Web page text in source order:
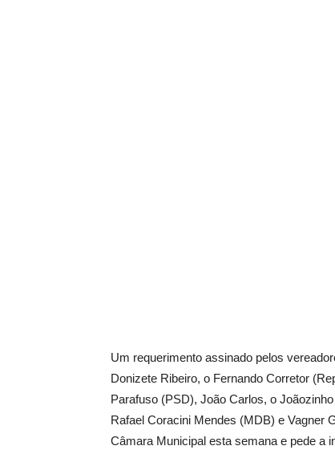
Um requerimento assinado pelos
Donizete Ribeiro, o Fernando Corretor
Parafuso (PSD), João Carlos, o
Rafael Coracini Mendes (MDB) e Vagner
Câmara Municipal esta semana e pede a